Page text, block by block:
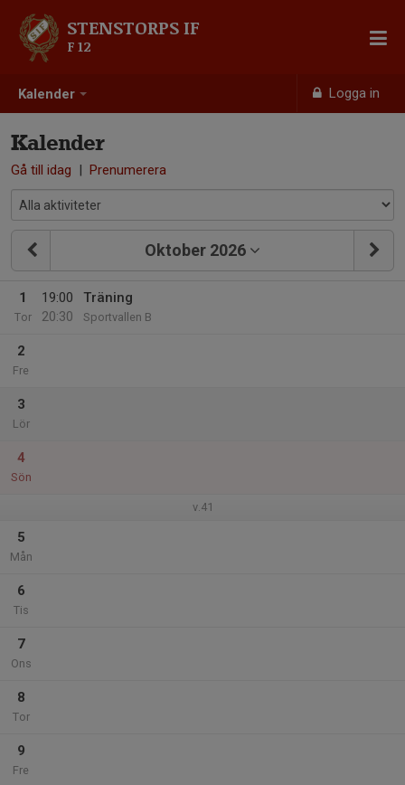
Kalender Logga in
STENSTORPS IF
F 12
Kalender
Gå till idag | Prenumerera
Oktober 2026
1
Tor
19:00
20:30
Träning
Sportvallen B
2
Fre
3
Lör
4
Sön
v.41
5
Mån
6
Tis
7
Ons
8
Tor
9
Fre